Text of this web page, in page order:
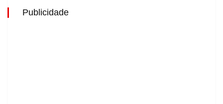
Publicidade